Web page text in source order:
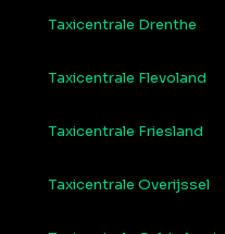
Taxicentrale Drenthe
Taxicentrale Flevoland
Taxicentrale Friesland
Taxicentrale Overijssel